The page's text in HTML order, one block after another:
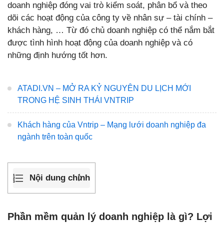
doanh nghiệp đóng vai trò kiểm soát, phân bổ và theo
dõi các hoạt động của công ty về nhân sự – tài chính –
khách hàng, … Từ đó chủ doanh nghiệp có thể nắm bắt
được tình hình hoạt động của doanh nghiệp và có
những định hướng tốt hơn.
ATADI.VN – MỞ RA KỶ NGUYÊN DU LỊCH MỚI
TRONG HỆ SINH THÁI VNTRIP
Khách hàng của Vntrip – Mạng lưới doanh nghiệp đa
ngành trên toàn quốc
Nội dung chính
Phần mềm quản lý doanh nghiệp là gì? Lợi